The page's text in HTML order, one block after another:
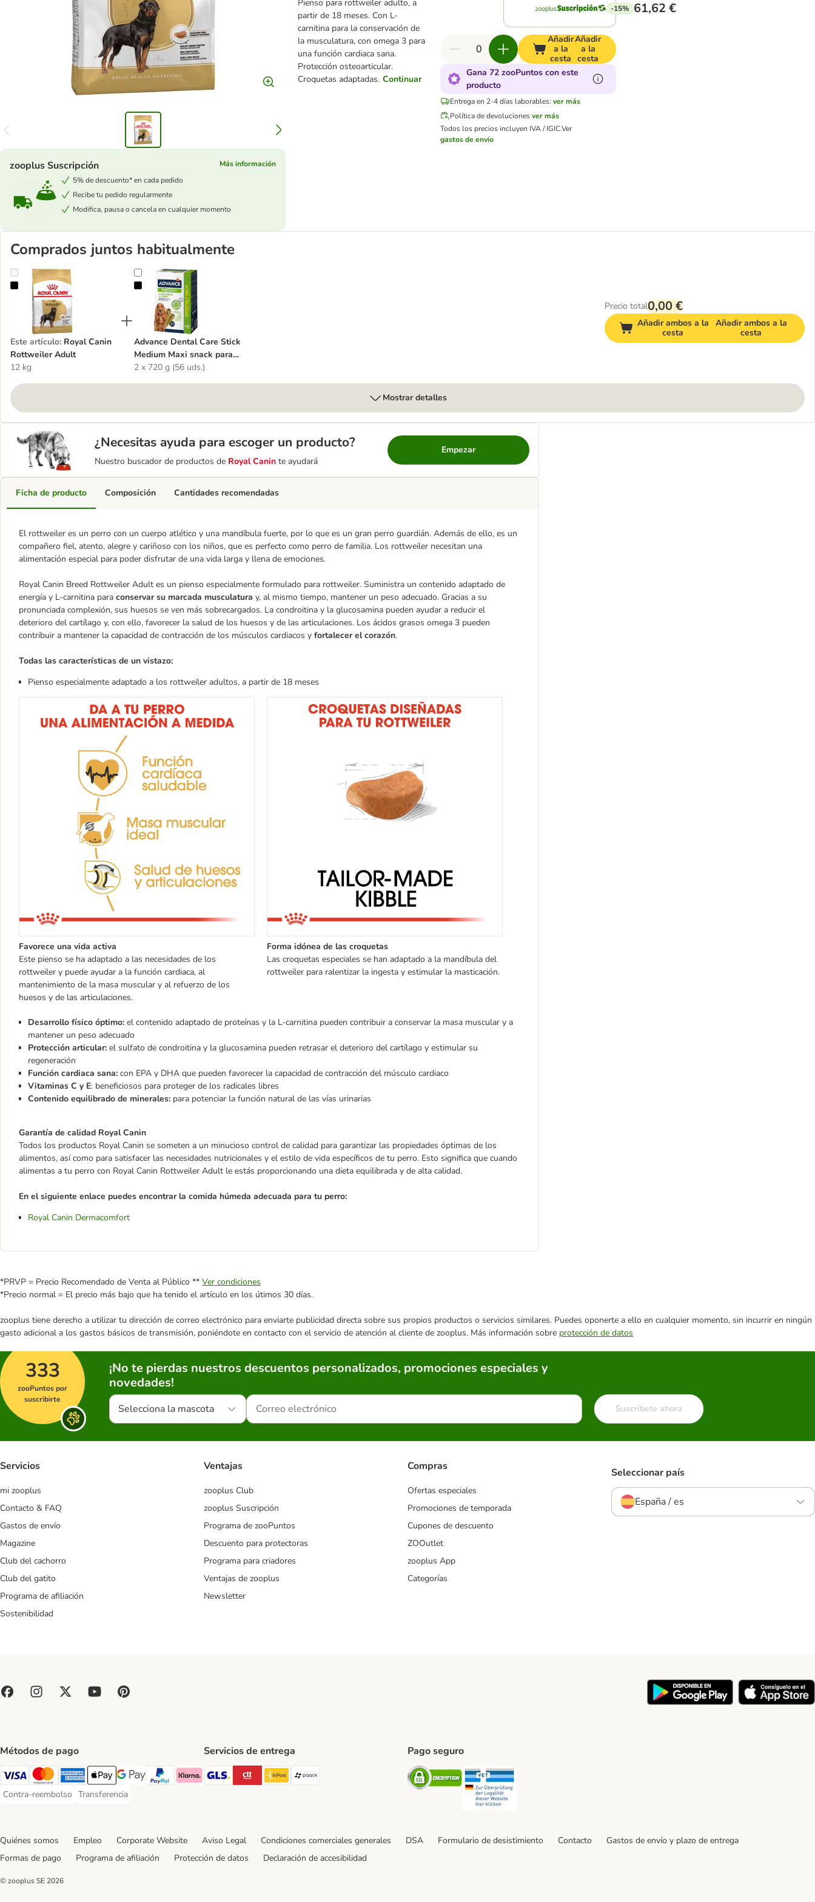
Pienso para rottweiler adulto, a
partir de 18 meses. Con L-
carnitina para la conservación de
la musculatura, con omega 3 para
una función cardiaca sana.
Protección osteoarticular.
Croquetas adaptadas. Continuar
zooplus Suscripción
Más información
5% de descuento* en cada pedido
Recibe tu pedido regularmente
Modifica, pausa o cancela en cualquier momento
-15% 61,62 €
Añadir
a la
cesta
Añadir
a la
cesta
Gana 72 zooPuntos con este
producto
Entrega en 2-4 días laborables: ver más
Política de devoluciones ver más
Todos los precios incluyen IVA / IGIC.Ver
gastos de envío
Comprados juntos habitualmente
Royal Canin Rottweiler Adult
Este artículo: Royal Canin
Rottweiler Adult
12 kg
Advance Dental Care Stick Medium Maxi snack para perros
Advance Dental Care Stick
Medium Maxi snack para
perros
2 x 720 g (56 uds.)
Precio total0,00 €
Añadir ambos a la
cesta
Añadir ambos a la
cesta
Mostrar detalles
¿Necesitas ayuda para escoger un producto?
Nuestro buscador de productos de Royal Canin te ayudará
Empezar
Ficha de producto
El rottweiler es un perro con un cuerpo atlético y una mandíbula fuerte, por lo que es un gran perro guardián. Además de ello, es un
compañero fiel, atento, alegre y cariñoso con los niños, que es perfecto como perro de familia. Los rottweiler necesitan una
alimentación especial para poder disfrutar de una vida larga y llena de emociones.
Royal Canin Breed Rottweiler Adult es un pienso especialmente formulado para rottweiler. Suministra un contenido adaptado de
energía y L-carnitina para conservar su marcada musculatura y, al mismo tiempo, mantener un peso adecuado. Gracias a su
pronunciada complexión, sus huesos se ven más sobrecargados. La condroitina y la glucosamina pueden ayudar a reducir el
deterioro del cartílago y, con ello, favorecer la salud de los huesos y de las articulaciones. Los ácidos grasos omega 3 pueden
contribuir a mantener la capacidad de contracción de los músculos cardiacos y fortalecer el corazón.
Todas las características de un vistazo:
Pienso especialmente adaptado a los rottweiler adultos, a partir de 18 meses
Favorece una vida activa
Este pienso se ha adaptado a las necesidades de los
rottweiler y puede ayudar a la función cardiaca, al
mantenimiento de la masa muscular y al refuerzo de los
huesos y de las articulaciones.
Forma idónea de las croquetas
Las croquetas especiales se han adaptado a la mandíbula del
rottweiler para ralentizar la ingesta y estimular la masticación.
Desarrollo físico óptimo: el contenido adaptado de proteínas y la L-carnitina pueden contribuir a conservar la masa muscular y a
mantener un peso adecuado
Protección articular: el sulfato de condroitina y la glucosamina pueden retrasar el deterioro del cartílago y estimular su
regeneración
Función cardiaca sana: con EPA y DHA que pueden favorecer la capacidad de contracción del músculo cardiaco
Vitaminas C y E: beneficiosos para proteger de los radicales libres
Contenido equilibrado de minerales: para potenciar la función natural de las vías urinarias
Garantía de calidad Royal Canin
Todos los productos Royal Canin se someten a un minucioso control de calidad para garantizar las propiedades óptimas de los
alimentos, así como para satisfacer las necesidades nutricionales y el estilo de vida específicos de tu perro. Esto significa que cuando
alimentas a tu perro con Royal Canin Rottweiler Adult le estás proporcionando una dieta equilibrada y de alta calidad.
En el siguiente enlace puedes encontrar la comida húmeda adecuada para tu perro:
Royal Canin Dermacomfort
Composición Cantidades recomendadas
*PRVP = Precio Recomendado de Venta al Público ** Ver condiciones
*Precio normal = El precio más bajo que ha tenido el artículo en los útimos 30 días.
zooplus tiene derecho a utilizar tu dirección de correo electrónico para enviarte publicidad directa sobre sus propios productos o servicios similares. Puedes oponerte a ello en cualquier momento, sin incurrir en ningún
gasto adicional a los gastos básicos de transmisión, poniéndote en contacto con el servicio de atención al cliente de zooplus. Más información sobre protección de datos
333
zooPuntos por
suscribirte
¡No te pierdas nuestros descuentos personalizados, promociones especiales y
novedades!
Selecciona la mascota Suscríbete ahora
Servicios
mi zooplus
Contacto & FAQ
Gastos de envío
Magazine
Club del cachorro
Club del gatito
Programa de afiliación
Sostenibilidad
Ventajas
zooplus Club
zooplus Suscripción
Programa de zooPuntos
Descuento para protectoras
Programa para criadores
Ventajas de zooplus
Newsletter
Compras
Ofertas especiales
Promociones de temporada
Cupones de descuento
ZOOutlet
zooplus App
Categorías
Seleccionar país
España / es
Métodos de pago
Visa Payment Method
Mastercard Payment Method
American Express Payment Method
Apple Pay Payment Method
Google Pay Payment Method
PayPal Payment Method
Klarna Payment Method
Contra-reembolso
Contra-reembolso Payment Method
Transferencia
Transferencia Payment Method
Servicios de entrega
GLS Shipping Method
CTTExpress Shipping Method
InPost Shipping Method
paack Shipping Method
Pago seguro
Security
Quiénes somos Empleo Corporate Website Aviso Legal Condiciones comerciales generales DSA Formulario de desistimiento Contacto
Gastos de envío y plazo de entrega
Formas de pago
Programa de afiliación Protección de datos Declaración de accesibilidad
© zooplus SE 2026